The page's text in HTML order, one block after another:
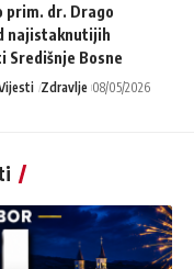
prim. dr. Drago
najistaknutijih
Središnje Bosne
Zdravlje 08/05/2026